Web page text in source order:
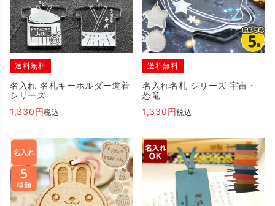
送料無料
名入れ 名札キーホルダー道着
シリーズ
1,330
税込
送料無料
名入れ名札 シリーズ 宇宙・
恐竜
1,330
税込